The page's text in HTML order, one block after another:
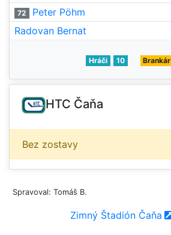
72 Peter Pöhm
Radovan Bernat
Hráči 10 Brankár
HTC Čaňa
Bez zostavy
Spravoval: Tomáš B.
Zimný Štadión Čaňa